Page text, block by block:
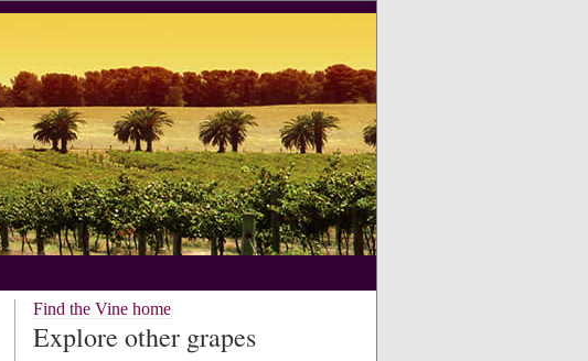
Find the Vine home
Explore other grapes